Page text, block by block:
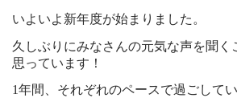
プ
いよいよ新年度が始まりました。
久しぶりにみなさんの元気な声を聞く
思っています！
1年間、それぞれのペースで過ごして